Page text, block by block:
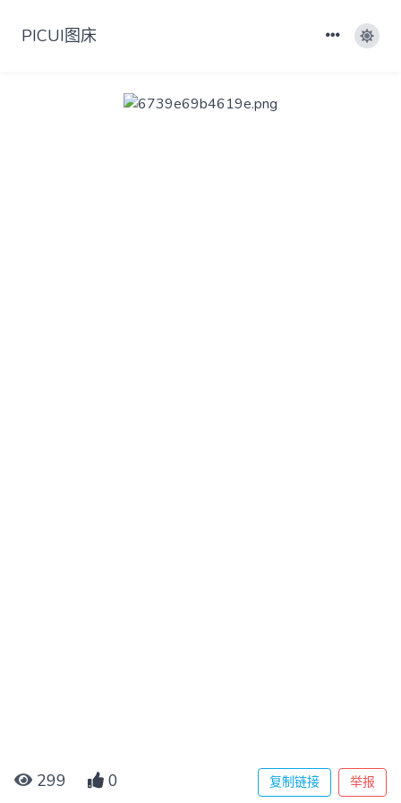
PICUI图床
299 0 复制链接 举报